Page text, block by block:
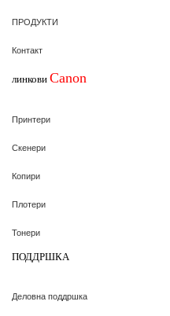
ПРОДУКТИ
Контакт
линкови Canon
Принтери
Скенери
Копири
Плотери
Тонери
ПОДДРШКА
Деловна поддршка